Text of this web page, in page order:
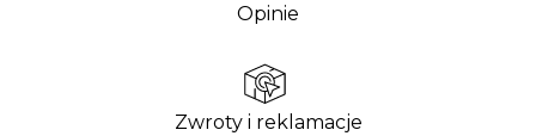
Opinie
Zwroty i reklamacje